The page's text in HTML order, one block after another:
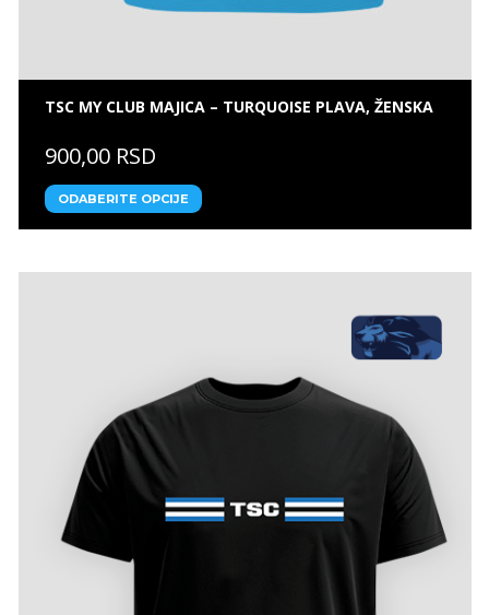
TSC MY CLUB MAJICA – TURQUOISE PLAVA, ŽENSKA
900,00 RSD
ODABERITE OPCIJE